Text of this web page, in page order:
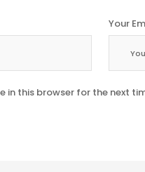
Your
in this browser for the next